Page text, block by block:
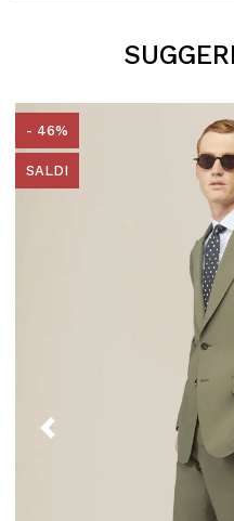
- 46%
SALDI